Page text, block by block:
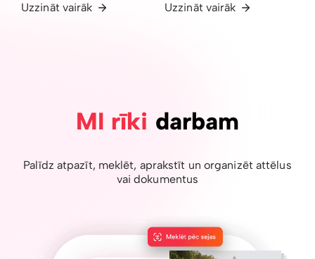
Uzzināt vairāk Uzzināt vairāk
MI rīki darbam
Palīdz atpazīt, meklēt, aprakstīt un organizēt attēlus
vai dokumentus